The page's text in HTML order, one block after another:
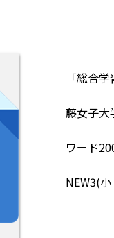
「総合
藤女子
ワード
NEW3(